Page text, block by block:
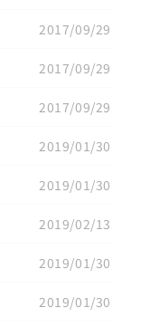
2017/09/29
2017/09/29
2017/09/29
2019/01/30
2019/01/30
2019/02/13
2019/01/30
2019/01/30